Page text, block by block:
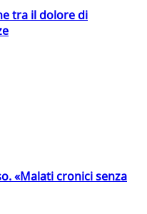
tra il dolore di
«Malati cronici senza